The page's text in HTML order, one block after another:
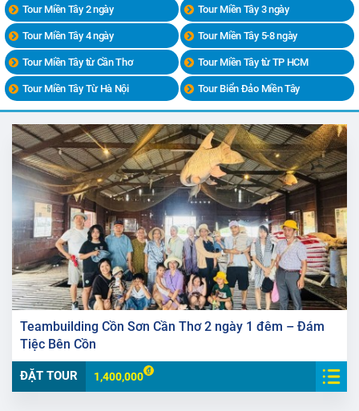
Tour Miền Tây 2 ngày Tour Miền Tây 3 ngày
Tour Miền Tây 4 ngày Tour Miền Tây 5-8 ngày
Tour Miền Tây từ Cần Thơ Tour Miền Tây từ TP HCM
Tour Miền Tây Từ Hà Nội Tour Biển Đảo Miền Tây
Teambuilding Cồn Sơn Cần Thơ 2 ngày 1 đêm – Đám
Tiệc Bên Cồn
ĐẶT TOUR 1,400,000